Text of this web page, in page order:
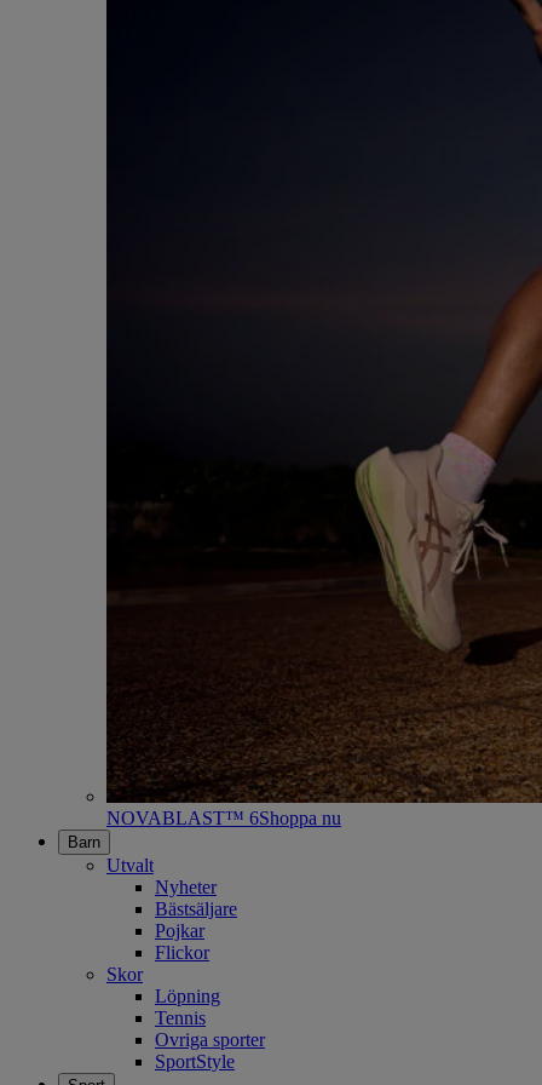
NOVABLAST™ 6Shoppa nu
Barn
Utvalt
Nyheter
Bästsäljare
Pojkar
Flickor
Skor
Löpning
Tennis
Ovriga sporter
SportStyle